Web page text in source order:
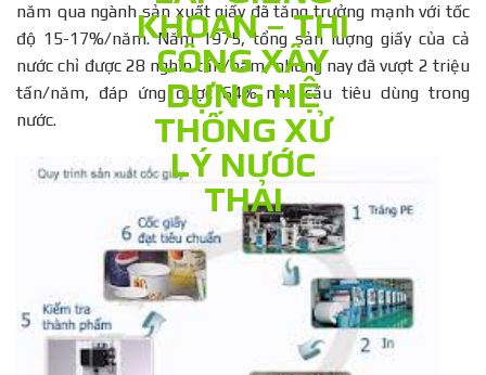
năm qua ngành sản xuất giấy đã tăng trưởng mạnh với tốc
độ 15-17%/năm. Năm 1975, tổng sản lượng giấy của cả
nước chỉ được 28 nghìn tấn/năm, nhưng nay đã vượt 2 triệu
tấn/năm, đáp ứng được 64% nhu cầu tiêu dùng trong
nước.